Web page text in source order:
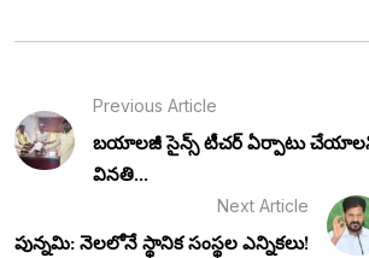
Previous Article
బయాలజీ సైన్స్ టీచర్ ఏర్పాటు
వినతి...
Next Article
పున్నమి: నెలలోనే స్థానిక సంస్థల ఎన్నికలు!